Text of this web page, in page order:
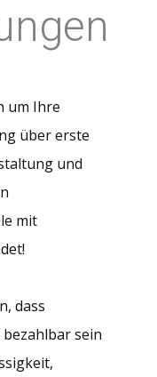
um Ihre
über erste
und
mit
dass
sein